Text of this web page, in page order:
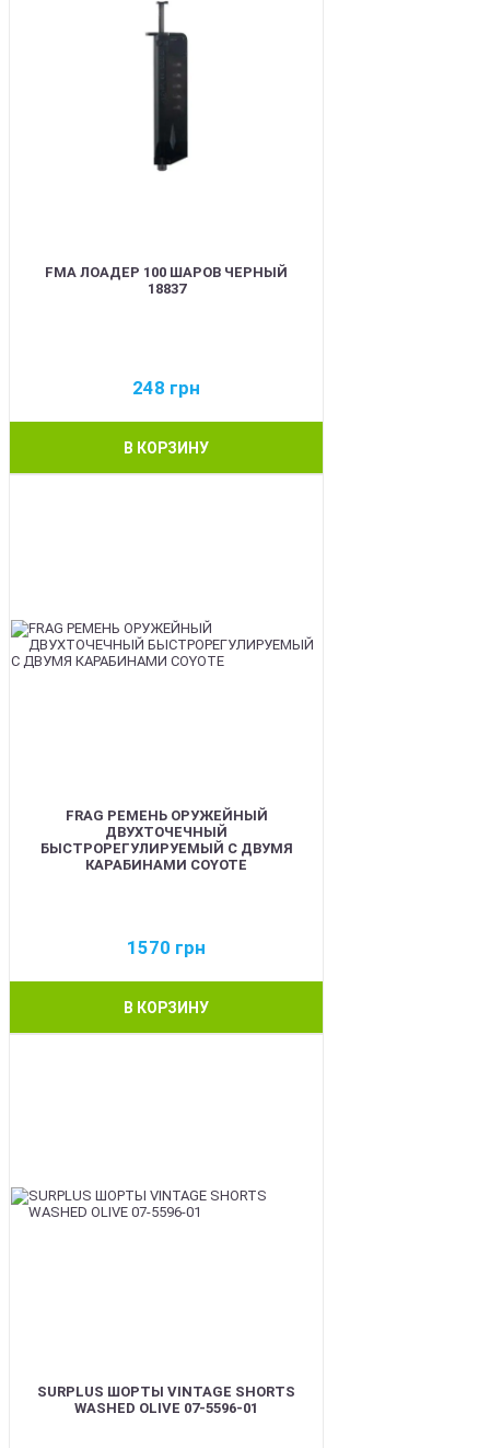
FMA ЛОАДЕР 100 ШАРОВ ЧЕРНЫЙ
18837
248 грн
В КОРЗИНУ
FRAG РЕМЕНЬ ОРУЖЕЙНЫЙ
ДВУХТОЧЕЧНЫЙ
БЫСТРОРЕГУЛИРУЕМЫЙ С ДВУМЯ
КАРАБИНАМИ COYOTE
1570 грн
В КОРЗИНУ
SURPLUS ШОРТЫ VINTAGE SHORTS
WASHED OLIVE 07-5596-01